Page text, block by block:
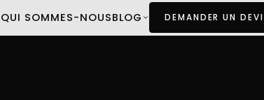
QUI SOMMES-NOUSBLOG DEMANDER UN